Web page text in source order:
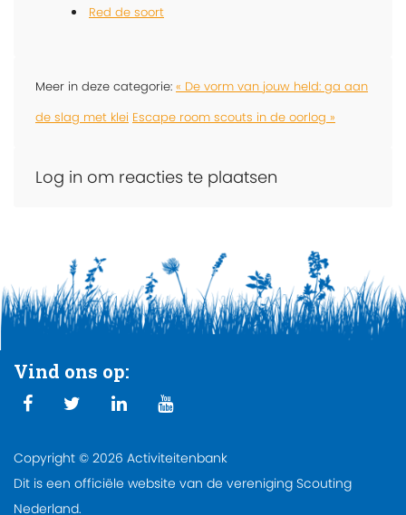
Red de soort
Meer in deze categorie: « De vorm van jouw held: ga aan
de slag met klei Escape room scouts in de oorlog »
Log in om reacties te plaatsen
Vind ons op:
Copyright © 2026 Activiteitenbank
Dit is een officiële website van de vereniging Scouting
Nederland.